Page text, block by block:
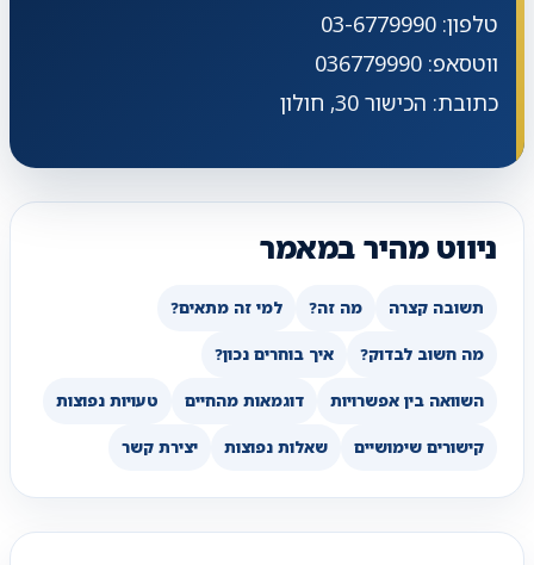
טלפון: 03-6779990
ווטסאפ: 036779990
כתובת: הכישור 30, חולון
ניווט מהיר במאמר
תשובה קצרה מה זה? למי זה מתאים?
מה חשוב לבדוק? איך בוחרים נכון?
השוואה בין אפשרויות דוגמאות מהחיים טעויות נפוצות
קישורים שימושיים שאלות נפוצות יצירת קשר